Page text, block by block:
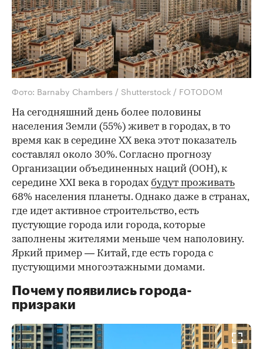
Фото: Barnaby Chambers / Shutterstock / FOTODOM
На сегодняшний день более половины
населения Земли (55%) живет в городах, в то
время как в середине XX века этот показатель
составлял около 30%. Согласно прогнозу
Организации объединенных наций (ООН), к
середине XXI века в городах будут проживать
68% населения планеты. Однако даже в странах,
где идет активное строительство, есть
пустующие города или города, которые
заполнены жителями меньше чем наполовину.
Яркий пример — Китай, где есть города с
пустующими многоэтажными домами.
Почему появились города-
призраки